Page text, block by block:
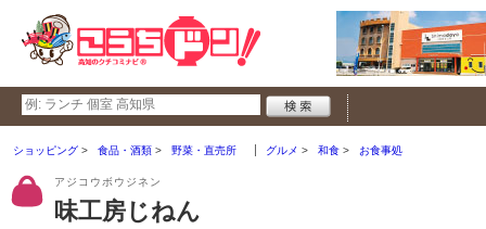
ショッピング 食品・酒類 野菜・直売所 グルメ 和食 お食事処
アジコウボウジネン
味工房じねん